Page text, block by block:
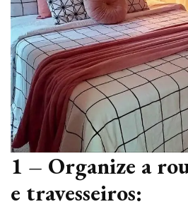
1 – Organize a
e travesseiros: